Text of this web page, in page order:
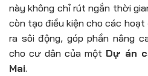
này không chỉ rút ngắn thời
còn tạo điều kiện cho các hoạt
ra sôi động, góp phần nâng
cho cư dân của một Dự án
Mai.